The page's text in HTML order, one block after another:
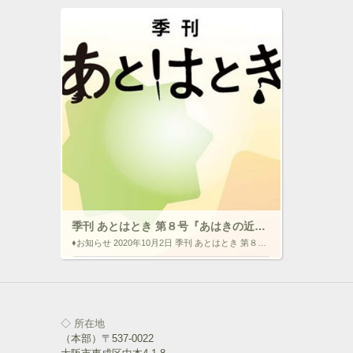
季刊 あとはとき 第８号『あはきの近未来』
う！ アイコンをクリック!!
ク
リ
ッ
a
c
◇ 所在地
（本部）〒537-0022